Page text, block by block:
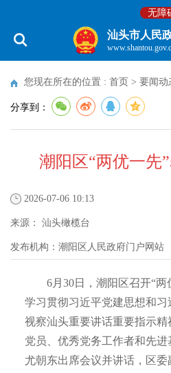
无障
汕头市人民
您现在所在的位置 : 首页 > 要闻动
分享到：
潮阳区“两优一先
2026-07-06 10:13
来源： 汕头橄榄台
发布机构： 潮阳区人民政府门户网站
6月30日，潮阳区召开“两
学习贯彻习近平党建思想和习
视察汕头重要讲话重要指示
党员、优秀党务工作者和先
尤朝东出席会议并讲话，区